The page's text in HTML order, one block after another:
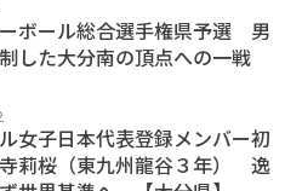
ボール総合選手権県予選 男
した大分南の頂点への一戦
女子日本代表登録メンバー初
莉桜（東九州龍谷３年） 逸